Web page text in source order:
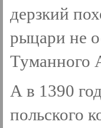
дерзкий
рыцари не
Туманного
А в 1390
польского